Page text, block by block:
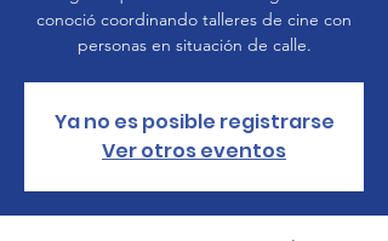
conoció coordinando talleres de cine con
personas en situación de calle.
Ya no es posible registrarse
Ver otros eventos